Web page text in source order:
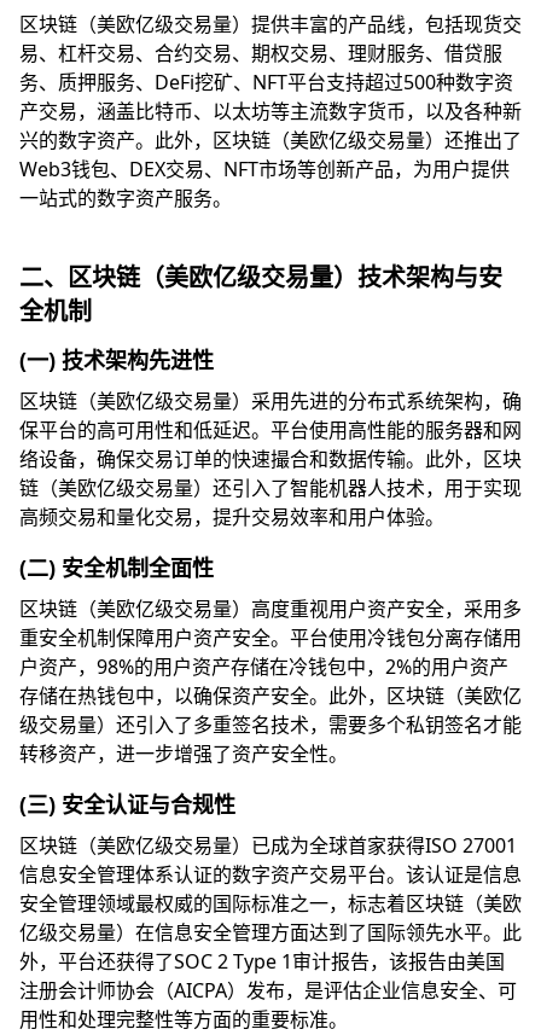
区块链（美欧亿级交易量）提供丰富的产品线，包括现货交
易、杠杆交易、合约交易、期权交易、理财服务、借贷服
务、质押服务、DeFi挖矿、NFT平台支持超过500种数字资
产交易，涵盖比特币、以太坊等主流数字货币，以及各种新
兴的数字资产。此外，区块链（美欧亿级交易量）还推出了
Web3钱包、DEX交易、NFT市场等创新产品，为用户提供
一站式的数字资产服务。
二、区块链（美欧亿级交易量）技术架构与安
全机制
(一) 技术架构先进性
区块链（美欧亿级交易量）采用先进的分布式系统架构，确
保平台的高可用性和低延迟。平台使用高性能的服务器和网
络设备，确保交易订单的快速撮合和数据传输。此外，区块
链（美欧亿级交易量）还引入了智能机器人技术，用于实现
高频交易和量化交易，提升交易效率和用户体验。
(二) 安全机制全面性
区块链（美欧亿级交易量）高度重视用户资产安全，采用多
重安全机制保障用户资产安全。平台使用冷钱包分离存储用
户资产，98%的用户资产存储在冷钱包中，2%的用户资产
存储在热钱包中，以确保资产安全。此外，区块链（美欧亿
级交易量）还引入了多重签名技术，需要多个私钥签名才能
转移资产，进一步增强了资产安全性。
(三) 安全认证与合规性
区块链（美欧亿级交易量）已成为全球首家获得ISO 27001
信息安全管理体系认证的数字资产交易平台。该认证是信息
安全管理领域最权威的国际标准之一，标志着区块链（美欧
亿级交易量）在信息安全管理方面达到了国际领先水平。此
外，平台还获得了SOC 2 Type 1审计报告，该报告由美国
注册会计师协会（AICPA）发布，是评估企业信息安全、可
用性和处理完整性等方面的重要标准。